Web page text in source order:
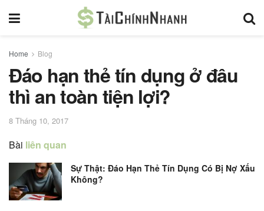
Home Blog
Đáo hạn thẻ tín dụng ở đâu
thì an toàn tiện lợi?
8 Tháng 10, 2017
Bài liên quan
Sự Thật: Đáo Hạn Thẻ Tín Dụng Có Bị Nợ Xấu
Không?